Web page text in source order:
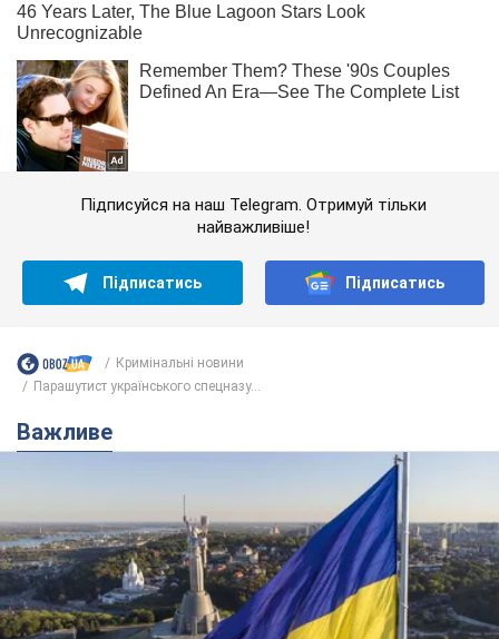
Підписуйся на наш Telegram. Отримуй тільки
найважливіше!
Підписатись Підписатись
Кримінальні новини
Парашутист українського спецназу...
Важливе